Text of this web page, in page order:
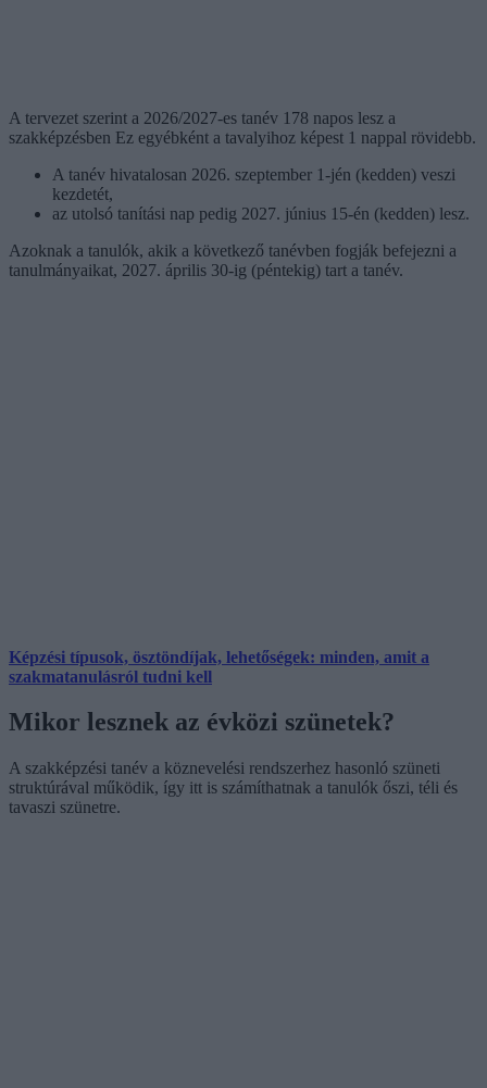
A tervezet szerint a 2026/2027-es tanév 178 napos lesz a
szakképzésben Ez egyébként a tavalyihoz képest 1 nappal rövidebb.
A tanév hivatalosan 2026. szeptember 1-jén (kedden) veszi
kezdetét,
az utolsó tanítási nap pedig 2027. június 15-én (kedden) lesz.
Azoknak a tanulók, akik a következő tanévben fogják befejezni a
tanulmányaikat, 2027. április 30-ig (péntekig) tart a tanév.
Képzési típusok, ösztöndíjak, lehetőségek: minden, amit a
szakmatanulásról tudni kell
Mikor lesznek az évközi szünetek?
A szakképzési tanév a köznevelési rendszerhez hasonló szüneti
struktúrával működik, így itt is számíthatnak a tanulók őszi, téli és
tavaszi szünetre.